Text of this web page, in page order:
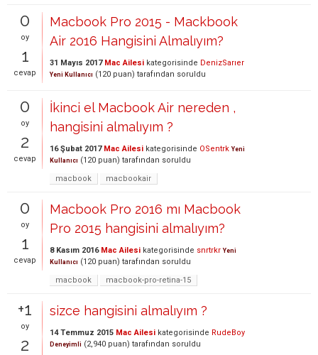
0
oy
1
cevap
Macbook Pro 2015 - Mackbook
Air 2016 Hangisini Almalıyım?
31 Mayıs 2017 Mac Ailesi kategorisinde DenizSarıer
Yeni Kullanıcı (120 puan) tarafından soruldu
0
oy
2
cevap
İkinci el Macbook Air nereden ,
hangisini almalıyım ?
16 Şubat 2017 Mac Ailesi kategorisinde OSentrk Yeni
Kullanıcı (120 puan) tarafından soruldu
macbook
macbookair
0
oy
1
cevap
Macbook Pro 2016 mı Macbook
Pro 2015 hangisini almalıyım?
8 Kasım 2016 Mac Ailesi kategorisinde snrtrkr Yeni
Kullanıcı (120 puan) tarafından soruldu
macbook
macbook-pro-retina-15
+1
oy
2
sizce hangisini almalıyım ?
14 Temmuz 2015 Mac Ailesi kategorisinde RudeBoy
Deneyimli (2,940 puan) tarafından soruldu